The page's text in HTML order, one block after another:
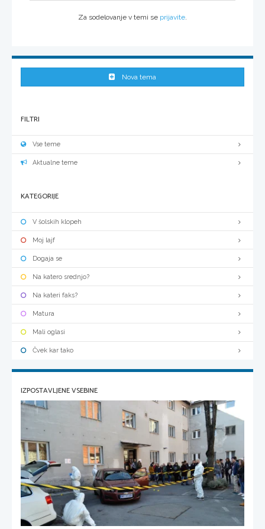
Za sodelovanje v temi se prijavite
Nova tema
FILTRI
Vse teme
Aktualne teme
KATEGORIJE
V šolskih klopeh
Moj lajf
Dogaja se
Na katero srednjo?
Na kateri faks?
Matura
Mali oglasi
Čvek kar tako
IZPOSTAVLJENE VSEBINE